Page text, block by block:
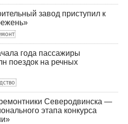
завод приступил к
года пассажиры
поездок на речных
Северодвинска —
этапа конкурса